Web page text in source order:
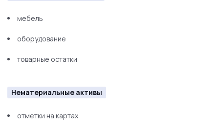
мебель
оборудование
товарные остатки
Нематериальные активы
отметки на картах